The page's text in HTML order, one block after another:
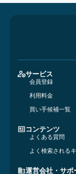
サービス
会員登録
利用料金
買い手候補一覧
コンテンツ
よくある質問
よく検索される
運営会社・サポ